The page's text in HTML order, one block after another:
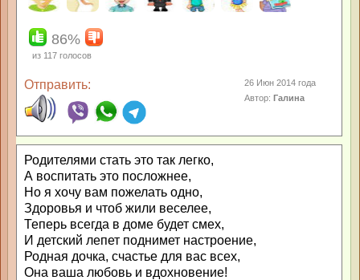
86%
из 117 голосов
Отправить:
26 Июн 2014 года
Автор:Галина
Родителями стать это так легко,
А воспитать это посложнее,
Но я хочу вам пожелать одно,
Здоровья и чтоб жили веселее,
Теперь всегда в доме будет смех,
И детский лепет поднимет настроение,
Родная дочка, счастье для вас всех,
Она ваша любовь и вдохновение!